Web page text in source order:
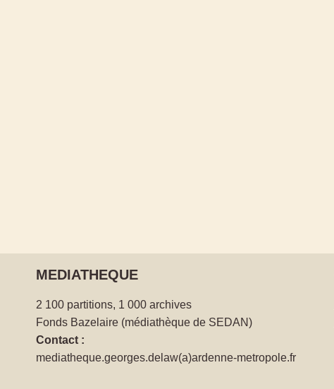
MEDIATHEQUE
2 100 partitions, 1 000 archives
Fonds Bazelaire (médiathèque de SEDAN)
Contact :
mediatheque.georges.delaw(a)ardenne-metropole.fr